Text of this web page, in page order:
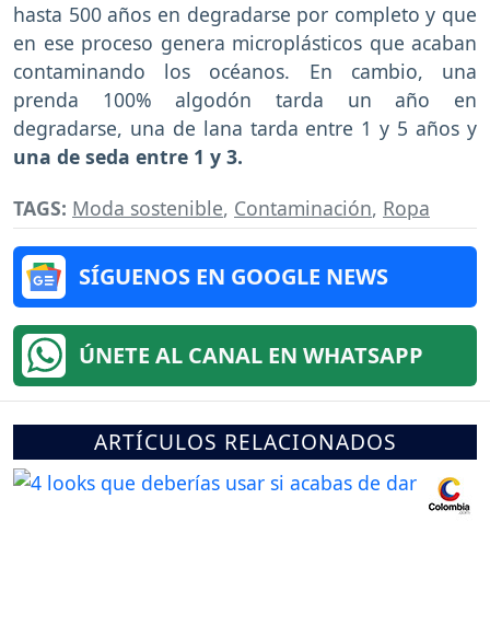
hasta 500 años en degradarse por completo y que
en ese proceso genera microplásticos que acaban
contaminando los océanos. En cambio, una
prenda 100% algodón tarda un año en
degradarse, una de lana tarda entre 1 y 5 años y
una de seda entre 1 y 3.
TAGS: Moda sostenible, Contaminación, Ropa
SÍGUENOS EN GOOGLE NEWS
ÚNETE AL CANAL EN WHATSAPP
ARTÍCULOS RELACIONADOS